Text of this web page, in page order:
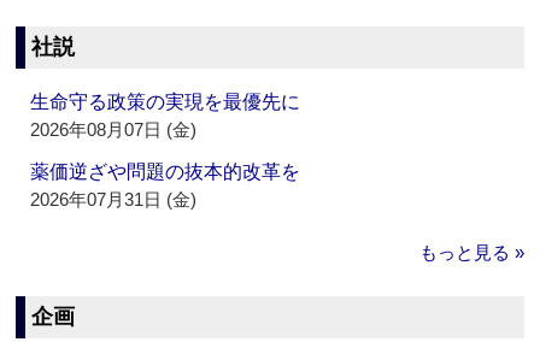
社説
生命守る政策の実現を最優先に
2026年08月07日 (金)
薬価逆ざや問題の抜本的改革を
2026年07月31日 (金)
もっと見る »
企画